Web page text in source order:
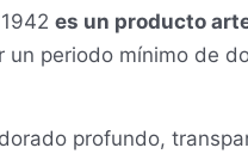
es un producto
un periodo mínimo de
profundo,